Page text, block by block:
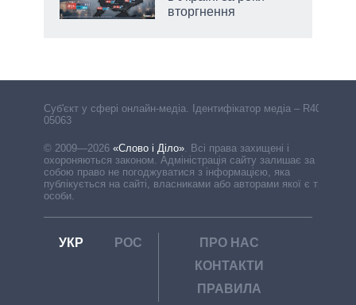
вторгнення
Cуб'єкт у сфері онлайн-медіа. Ідентифікатор медіа – R40-
05063
© 2009—2026 «Слово і Діло» Всі права захищені і
охороняються законом. Адміністрація сайту залишає за
собою право не погоджуватися з інформацією, яка
публікується на сайті, власниками або авторами якої є треті
особи.
УКР РОС
ПРО НАС
КОНТАКТИ
ПРАВИЛА